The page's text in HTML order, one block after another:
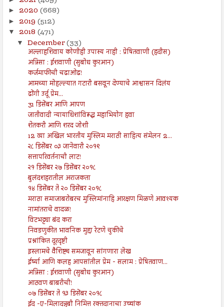
► 2020 (668)
► 2019 (512)
▼ 2018 (471)
▼ December(33)
अल्लाहशिवाय कोणीही उपास्य नाही : प्रेषितवाणी (हदीस)
अन्निसा : ईशवाणी (सुबोध कुरआन)
कर्जमाफीची चढाओढ!
आमच्या मोहल्ल्यात गटारी बसवून देण्याचे आश्वासन दिलंय
ढोंगी उर्दू प्रेम...
31 डिसेंबर आणि आपण
जातीवादी न्यायाधिशांविरूद्ध महाभियोग हवा
शेतकरी आणि शरद जोशी
12 व्या अखिल भारतीय मुस्लिम मराठी साहित्य संमेलन 2...
२८ डिसेंबर ०३ जानेवारी २०१९
सत्तापरिवर्तनाची लाट!
२१ डिसेंबर २७ डिसेंबर २०१८
बुलंदशहरातील अराजकता
१४ डिसेंबर ते २० डिसेंबर २०१८
मराठा समाजाबरोबरच मुस्लिमांनाहि आरक्षण मिळणे आवश्यक
नामांतराचे वादळ!
विटभट्ट्या बंद करा
निवडणुकीत भावनिक मुद्दा रेटणे चुकीचे
प्रश्नांकित दूरदृष्टी
इस्लामचे वैशिष्ट्य समजावून सांगणारा लेख
ईर्ष्या आणि कलह आपसांतील प्रेम - सलाम : प्रेषितवाण...
अन्निसा : ईशवाणी (सुबोध कुरआन)
आठवण बाबरीची!
०७ डिसेंबर ते १३ डिसेंबर २०१८
ईद -ए-मिलादन्नुबी निमित्त रक्तदानाचा उच्चांक